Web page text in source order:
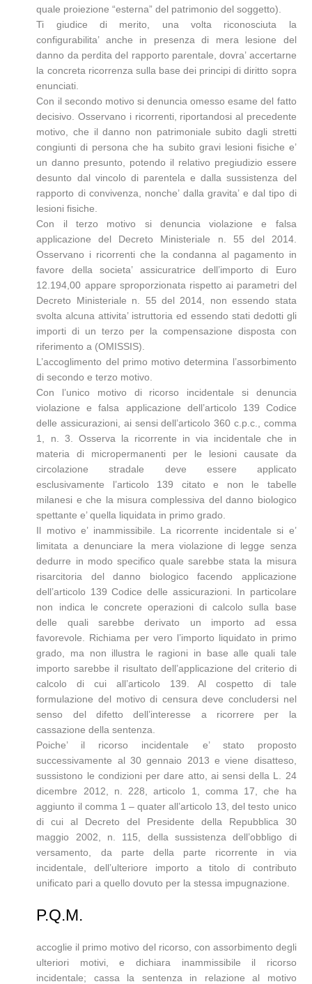
quale proiezione “esterna” del patrimonio del soggetto).
Ti giudice di merito, una volta riconosciuta la
configurabilita’ anche in presenza di mera lesione del
danno da perdita del rapporto parentale, dovra’ accertarne
la concreta ricorrenza sulla base dei principi di diritto sopra
enunciati.
Con il secondo motivo si denuncia omesso esame del fatto
decisivo. Osservano i ricorrenti, riportandosi al precedente
motivo, che il danno non patrimoniale subito dagli stretti
congiunti di persona che ha subito gravi lesioni fisiche e’
un danno presunto, potendo il relativo pregiudizio essere
desunto dal vincolo di parentela e dalla sussistenza del
rapporto di convivenza, nonche’ dalla gravita’ e dal tipo di
lesioni fisiche.
Con il terzo motivo si denuncia violazione e falsa
applicazione del Decreto Ministeriale n. 55 del 2014.
Osservano i ricorrenti che la condanna al pagamento in
favore della societa’ assicuratrice dell’importo di Euro
12.194,00 appare sproporzionata rispetto ai parametri del
Decreto Ministeriale n. 55 del 2014, non essendo stata
svolta alcuna attivita’ istruttoria ed essendo stati dedotti gli
importi di un terzo per la compensazione disposta con
riferimento a (OMISSIS).
L’accoglimento del primo motivo determina l’assorbimento
di secondo e terzo motivo.
Con l’unico motivo di ricorso incidentale si denuncia
violazione e falsa applicazione dell’articolo 139 Codice
delle assicurazioni, ai sensi dell’articolo 360 c.p.c., comma
1, n. 3. Osserva la ricorrente in via incidentale che in
materia di micropermanenti per le lesioni causate da
circolazione stradale deve essere applicato
esclusivamente l’articolo 139 citato e non le tabelle
milanesi e che la misura complessiva del danno biologico
spettante e’ quella liquidata in primo grado.
Il motivo e’ inammissibile. La ricorrente incidentale si e’
limitata a denunciare la mera violazione di legge senza
dedurre in modo specifico quale sarebbe stata la misura
risarcitoria del danno biologico facendo applicazione
dell’articolo 139 Codice delle assicurazioni. In particolare
non indica le concrete operazioni di calcolo sulla base
delle quali sarebbe derivato un importo ad essa
favorevole. Richiama per vero l’importo liquidato in primo
grado, ma non illustra le ragioni in base alle quali tale
importo sarebbe il risultato dell’applicazione del criterio di
calcolo di cui all’articolo 139. Al cospetto di tale
formulazione del motivo di censura deve concludersi nel
senso del difetto dell’interesse a ricorrere per la
cassazione della sentenza.
Poiche’ il ricorso incidentale e’ stato proposto
successivamente al 30 gennaio 2013 e viene disatteso,
sussistono le condizioni per dare atto, ai sensi della L. 24
dicembre 2012, n. 228, articolo 1, comma 17, che ha
aggiunto il comma 1 – quater all’articolo 13, del testo unico
di cui al Decreto del Presidente della Repubblica 30
maggio 2002, n. 115, della sussistenza dell’obbligo di
versamento, da parte della parte ricorrente in via
incidentale, dell’ulteriore importo a titolo di contributo
unificato pari a quello dovuto per la stessa impugnazione.
P.Q.M.
accoglie il primo motivo del ricorso, con assorbimento degli
ulteriori motivi, e dichiara inammissibile il ricorso
incidentale; cassa la sentenza in relazione al motivo